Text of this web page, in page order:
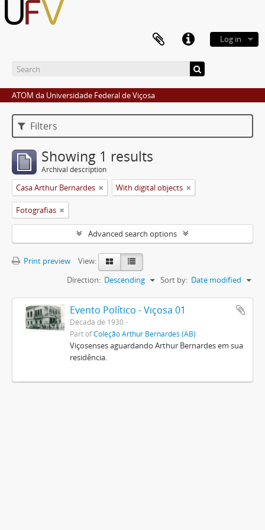
Log in
ATOM da Universidade Federal de Viçosa
Filters
Showing 1 results
Archival description
Casa Arthur Bernardes With digital objects
Fotografias
Advanced search options
Print preview
View:
Sort by: Date modified
Direction: Descending
Evento Político - Viçosa 01
Década de 1930
Part ofColeção Arthur Bernardes (AB)
Viçosenses aguardando Arthur Bernardes em sua
residência.